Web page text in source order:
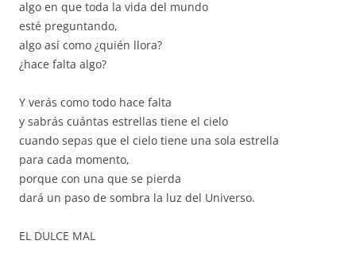
algo en que toda la vida del mundo
esté preguntando,
algo así como ¿quién llora?
¿hace falta algo?
Y verás como todo hace falta
y sabrás cuántas estrellas tiene el cielo
cuando sepas que el cielo tiene una sola estrella
para cada momento,
porque con una que se pierda
dará un paso de sombra la luz del Universo.
EL DULCE MAL